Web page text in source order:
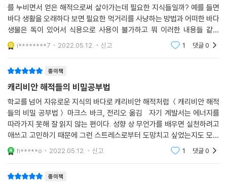
“제가 성공할 수 있었던 비결은 이것입니다.
저에게 재미있는 것을 찾았고,
그것에 대해서 모든 걸 배우려고 노력했습니다.
돈을 벌고 있습니다.” - 제임스 바크
저자가 공부하는 방식을 소개하면 다음과 같다.
1. 적극적인 탐색 : 나에게 필요한 자원과 도구를 적극적으로 찾아다닌다.
2. 진짜 중요한 문제 : 나의 마음을 사로잡는 정말 중요한 문제를 파악한다.
3. 인지적 요령 : 내 마음의 리듬에 맞게 공부한다.
4. 지식을 유발하는 지식 : 더 많이 알아갈수록 다른 걸 배우기가 더 쉬워진
다.
6. 마음껏 써도 되는 시간 : 이 시간에는 내가 새로운 걸 시도할 수 있다.
를 누비면서 얻은 해적으로써 살아가는데 필요한 지식들일까? 예를 들면
바다 생활을 오래하다 보면 필요한 먹거리를 사냥하는 방법과 어떠한 바다
생물은 독이 있어서 식용으로 사용이 불가하고 뭐 이러한 내용들 같은
데... 오! 괜찮은데 읽어보고 싶다' 단순무식한 내가 책의 제목을 보자마
자 했던 생각이다. 이
i********7 2022.05.12. 신고 1 댓글0
종이책
캐리비안 해적들의 비밀공부법
학교를 넘어 자유로운 지식의 바다로 캐리비안 해적처럼 ＜캐리비안 해적
들의 비밀 공부법＞ 마크스 바크, 전리오 옮김 자기 계발서는 에너지를
따라가지 못해 잘 읽지 않는 편이다. 성향 상 무언가를 배우면 실천하려고
애쓰고 고민하기 때문에 그런 스트레스로부터 도망치고 싶었는지도 모른
다. 그러나 이 책은 표지가 강렬하게 나를 불렀다. 계속 공부하는 자만이 오
래가고 살
h*****o 2022.05.12. 신고 1 댓글0
종이책